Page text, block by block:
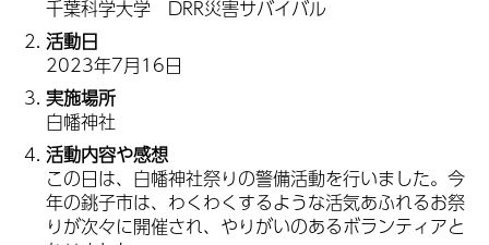
千葉科学大学 DRR災害サバイバル
活動日
2023年7月16日
実施場所
白幡神社
活動内容や感想
この日は、白幡神社祭りの警備活動を行いました。今
年の銚子市は、わくわくするような活気あふれるお祭
りが次々に開催され、やりがいのあるボランティアと